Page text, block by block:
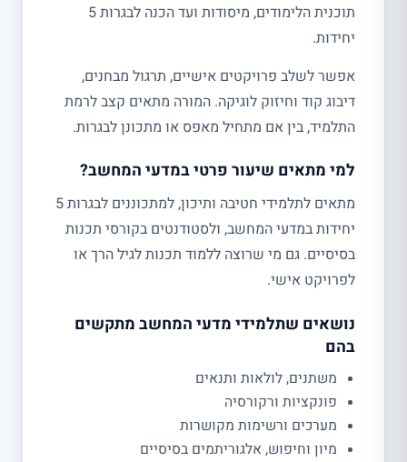
תוכנית הלימודים, מיסודות ועד הכנה לבגרות 5
יחידות.
אפשר לשלב פרויקטים אישיים, תרגול מבחנים,
דיבוג קוד וחיזוק לוגיקה. המורה מתאים קצב לרמת
התלמיד, בין אם מתחיל מאפס או מתכונן לבגרות.
למי מתאים שיעור פרטי במדעי המחשב?
מתאים לתלמידי חטיבה ותיכון, למתכוננים לבגרות 5
יחידות במדעי המחשב, ולסטודנטים בקורסי תכנות
בסיסיים. גם מי שרוצה ללמוד תכנות לגיל הרך או
לפרויקט אישי.
נושאים שתלמידי מדעי המחשב מתקשים
בהם
משתנים, לולאות ותנאים
פונקציות ורקורסיה
מערכים ורשימות מקושרות
מיון וחיפוש, אלגוריתמים בסיסיים